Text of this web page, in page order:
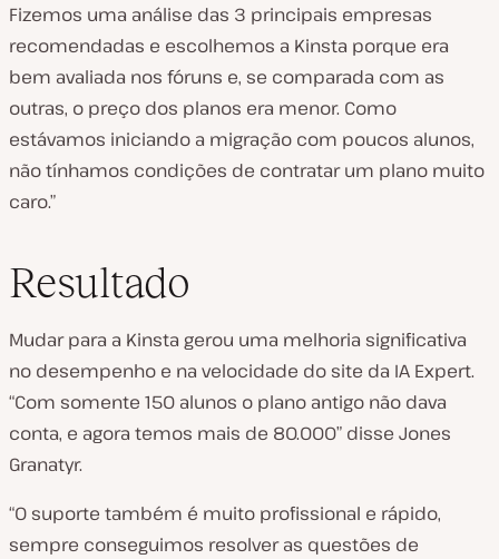
Fizemos uma análise das 3 principais empresas
recomendadas e escolhemos a Kinsta porque era
bem avaliada nos fóruns e, se comparada com as
outras, o preço dos planos era menor. Como
estávamos iniciando a migração com poucos alunos,
não tínhamos condições de contratar um plano muito
caro.”
Resultado
Mudar para a Kinsta gerou uma melhoria significativa
no desempenho e na velocidade do site da IA Expert.
“Com somente 150 alunos o plano antigo não dava
conta, e agora temos mais de 80.000” disse Jones
Granatyr.
“O suporte também é muito profissional e rápido,
sempre conseguimos resolver as questões de